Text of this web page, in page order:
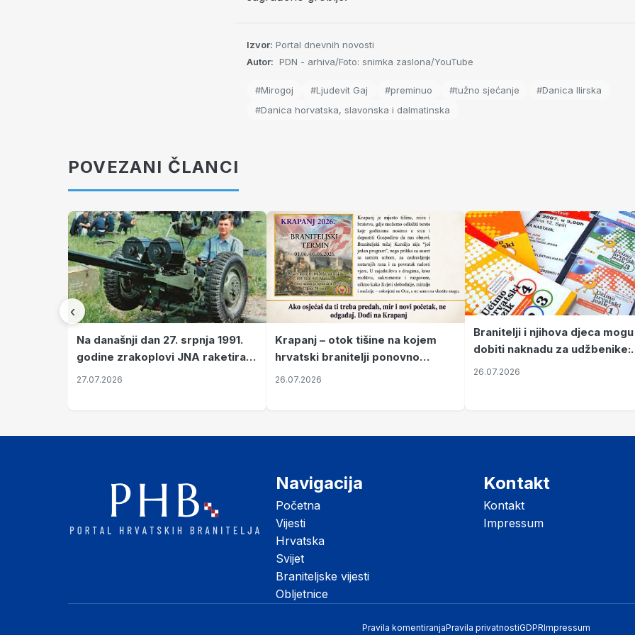
Izvor: Portal dnevnih novosti
Autor: PDN - arhiva/Foto: snimka zaslona/YouTube
#Mirogoj #Ljudevit Gaj #preminuo #tužno sjećanje
#Danica Ilirska
#Danica horvatska, slavonska i dalmatinska
POVEZANI ČLANCI
‹
Na današnji dan 27. srpnja 1991.
godine zrakoplovi JNA raketirali
su vojarnu i obučni centar "Nikola
27.07.2026
Krapanj – otok tišine na kojem
hrvatski branitelji ponovno
pronalaze mir
26.07.2026
Branitelji i njihova djeca mogu
dobiti naknadu za udžbenike:
zahtjevi se podnose do 31.
26.07.2026
Navigacija
Početna
Vijesti
Hrvatska
Svijet
Braniteljske vijesti
Obljetnice
Kontakt
Kontakt
Impressum
Pravila komentiranjaPravila privatnostiGDPRImpressum